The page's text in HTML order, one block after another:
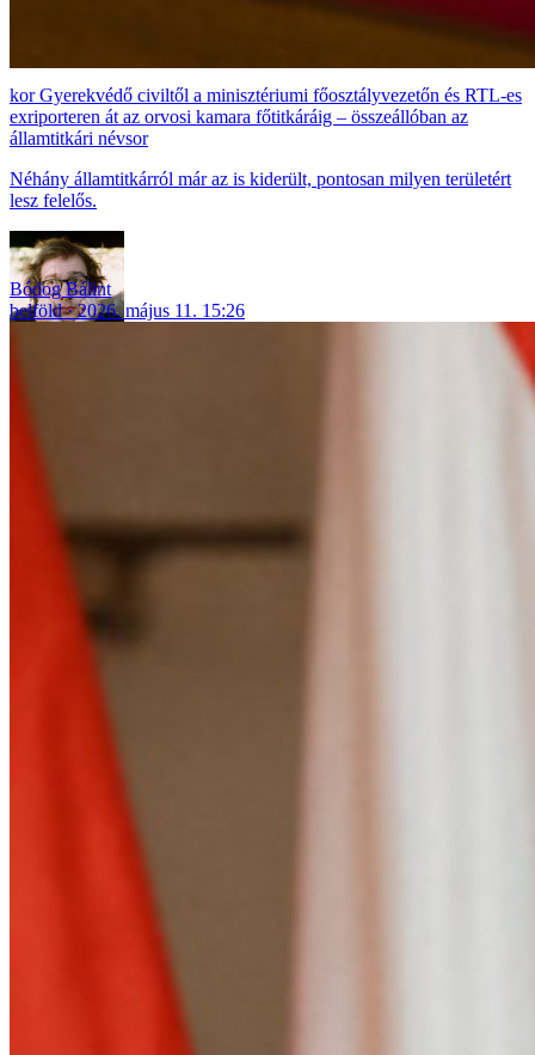
Gyerekvédő civiltől a minisztériumi főosztályvezetőn és RTL-es
exriporteren át az orvosi kamara főtitkáráig – összeállóban az
államtitkári névsor
Néhány államtitkárról már az is kiderült, pontosan milyen területért
lesz felelős.
Bódog Bálint
belföld
2026. május 11. 15:26